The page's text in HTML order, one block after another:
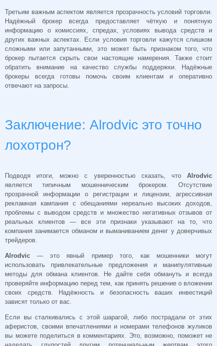
Третьим важным аспектом является прозрачность условий торговли.
Надёжный брокер всегда предоставляет чёткую и понятную
информацию о комиссиях, спредах, условиях вывода средств и
других важных аспектах. Если условия торговли кажутся слишком
сложными или запутанными, это может быть признаком того, что
брокер пытается скрыть свои настоящие намерения. Также стоит
обратить внимание на качество службы поддержки. Надёжные
брокеры всегда готовы помочь своим клиентам и оперативно
отвечают на запросы.
Заключение: Alrodvic это точно
лохотрон?
Подводя итоги, можно с уверенностью сказать, что Alrodvic
является типичным мошенническим брокером. Отсутствие
прозрачной информации о регистрации и лицензии, агрессивная
рекламная кампания с обещаниями нереально высоких доходов,
проблемы с выводом средств и множество негативных отзывов от
реальных клиентов — все эти признаки указывают на то, что
компания занимается обманом и выманиванием денег у доверчивых
трейдеров.
Alrodvic — это явный пример того, как мошенники могут
использовать привлекательные предложения и манипулятивные
методы для обмана клиентов. Не дайте себя обмануть и всегда
проверяйте информацию перед тем, как принять решение о вложении
своих средств. Надёжность и безопасность ваших инвестиций
зависят только от вас.
Если вы сталкивались с этой шарагой, либо пострадали от этих
аферистов, своими впечатлениями и номерами телефонов жуликов
вы можете поделиться в комментариях. Это, возможно, поможет не